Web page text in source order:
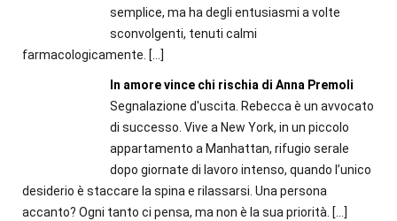
semplice, ma ha degli entusiasmi a volte
sconvolgenti, tenuti calmi
farmacologicamente. […]
In amore vince chi rischia di Anna Premoli
Segnalazione d'uscita. Rebecca è un avvocato
di successo. Vive a New York, in un piccolo
appartamento a Manhattan, rifugio serale
dopo giornate di lavoro intenso, quando l’unico
desiderio è staccare la spina e rilassarsi. Una persona
accanto? Ogni tanto ci pensa, ma non è la sua priorità. […]